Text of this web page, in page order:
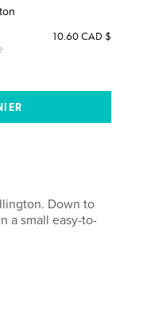
10.60 CAD $
Down to
a small easy-to-